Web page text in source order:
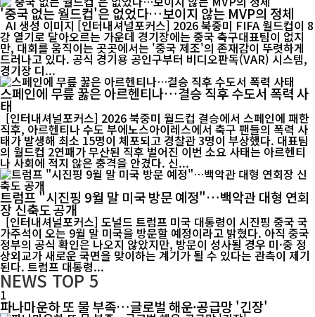
'중국 없는 월드컵'은 없었다…보이지 않는 MVP의 정체
강 열기로 달아오르는 가운데 경기장에는 중국 축구대표팀이 없지
만, 대회를 움직이는 곳곳에서는 '중국 제조'의 존재감이 뚜렷하게
드러나고 있다. 공식 경기용 공인구부터 비디오판독(VAR) 시스템,
경기장 디...
스페인에 무릎 꿇은 아르헨티나…결승 직후 수도서 폭력 사
태
[인터내셔널포커스] 2026 북중미 월드컵 결승에서 스페인에 패한
직후, 아르헨티나 수도 부에노스아이레스에서 축구 팬들의 폭력 사
태가 발생해 최소 15명이 체포되고 경찰관 3명이 부상했다. 대표팀
의 월드컵 2연패가 무산된 직후 벌어진 이번 소요 사태는 아르헨티
나 사회에 적지 않은 충격을 안겼다. 신...
트럼프 "시진핑 9월 말 미국 방문 예정"…백악관 대형 연회
장 신축도 공개
[인터내셔널포커스] 도널드 트럼프 미국 대통령이 시진핑 중국 국
가주석이 오는 9월 말 미국을 방문할 예정이라고 밝혔다. 아직 중국
정부의 공식 확인은 나오지 않았지만, 방문이 성사될 경우 미·중 정
상외교가 새로운 국면을 맞이하는 계기가 될 수 있다는 관측이 제기
된다. 트럼프 대통령...
NEWS TOP 5
1
파나마운하 또 물 부족…글로벌 해운·공급망 '긴장'